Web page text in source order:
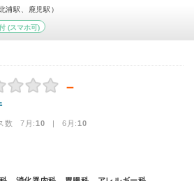
浦駅、鹿児駅）
(スマホ可)
－
数 7月:10 | 6月:10